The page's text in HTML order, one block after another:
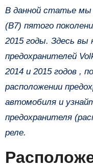
В данной статье мы рассмотрим Volkswagen Passat
(B7) пятого
2015 годы. Здесь вы
предохранителей
2014 и 2015 годов ,
расположении
автомобиля и
предохранителя
реле.